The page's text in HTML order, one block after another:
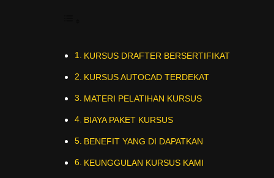
KURSUS DRAFTER BERSERTIFIKAT
KURSUS AUTOCAD TERDEKAT
MATERI PELATIHAN KURSUS
BIAYA PAKET KURSUS
BENEFIT YANG DI DAPATKAN
KEUNGGULAN KURSUS KAMI